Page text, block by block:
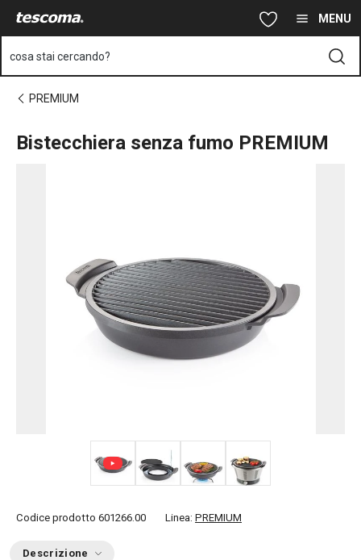
Vai al contenuto principale MENU
cosa stai cercando?
PREMIUM
Bistecchiera senza fumo PREMIUM
Codice prodotto 601266.00 Linea: PREMIUM
Descrizione